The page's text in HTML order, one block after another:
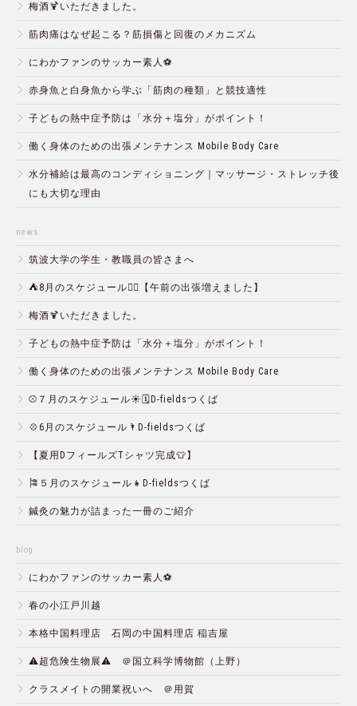
梅酒🍹いただきました。
筋肉痛はなぜ起こる？筋損傷と回復のメカニズム
にわかファンのサッカー素人⚽️
赤身魚と白身魚から学ぶ「筋肉の種類」と競技適性
子どもの熱中症予防は「水分＋塩分」がポイント！
働く身体のための出張メンテナンス Mobile Body Care
水分補給は最高のコンディショニング｜マッサージ・ストレッチ後
にも大切な理由
news:
筑波大学の学生・教職員の皆さまへ
⛺️8月のスケジュール🏄‍♂️【午前の出張増えました】
梅酒🍹いただきました。
子どもの熱中症予防は「水分＋塩分」がポイント！
働く身体のための出張メンテナンス Mobile Body Care
⚾️７月のスケジュール☀️🗓D-fieldsつくば
💠6月のスケジュール🌂D-fieldsつくば
【夏用DフィールズTシャツ完成👕】
🎏５月のスケジュール👧D-fieldsつくば
鍼灸の魅力が詰まった一冊のご紹介
blog:
にわかファンのサッカー素人⚽️
春の小江戸川越
本格中国料理店 石岡の中国料理店 稲吉屋
⚠️超危険生物展⚠️ ＠国立科学博物館（上野）
クラスメイトの開業祝いへ ＠用賀